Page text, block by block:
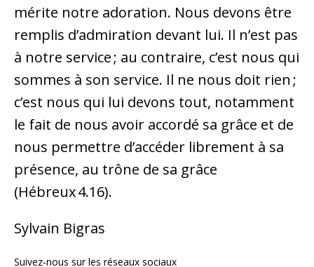
mérite notre adoration. Nous devons être
remplis d’admiration devant lui. Il n’est pas
à notre service ; au contraire, c’est nous qui
sommes à son service. Il ne nous doit rien ;
c’est nous qui lui devons tout, notamment
le fait de nous avoir accordé sa grâce et de
nous permettre d’accéder librement à sa
présence, au trône de sa grâce
(Hébreux 4.16).
Sylvain Bigras
Suivez-nous sur les réseaux sociaux